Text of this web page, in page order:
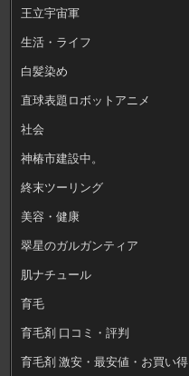
王立宇宙軍
生活・ライフ
白髪染め
直球表題ロボットアニメ
社会
神椿市建設中。
終末ツーリング
美容・健康
翠星のガルガンティア
肌ナチュール
育毛
育毛剤 口コミ・評判
育毛剤 激安・最安値・お買い得